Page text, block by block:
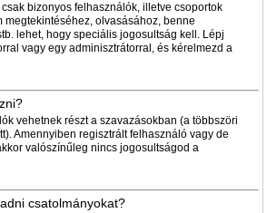
bizonyos felhasználók, illetve csoportok
megtekintéséhez, olvasásához, benne
lehet, hogy speciális jogosultság kell. Lépj
vagy egy adminisztrátorral, és kérelmezd a
vehetnek részt a szavazásokban (a többszöri
Amennyiben regisztrált felhasználó vagy de
valószínűleg nincs jogosultságod a
csatolmányokat?